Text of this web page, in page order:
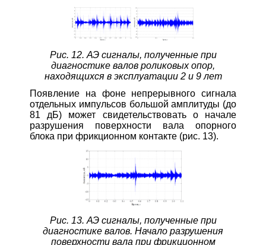
Рис. 12. АЭ сигналы, полученные при
диагностике валов роликовых опор,
находящихся в эксплуатации 2 и 9 лет
Появление на фоне непрерывного сигнала
отдельных импульсов большой амплитуды (до
81 дБ) может свидетельствовать о начале
разрушения поверхности вала опорного
блока при фрикционном контакте (рис. 13).
Рис. 13. АЭ сигналы, полученные при
диагностике валов. Начало разрушения
поверхности вала при фрикционном